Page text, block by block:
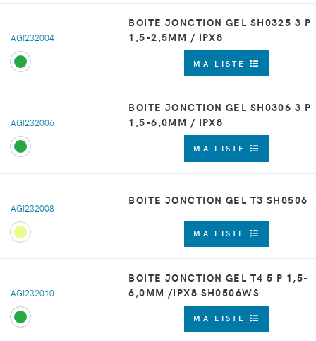
AGI232004
BOITE JONCTION GEL SH0325 3 P
1,5-2,5MM / IPX8
MA LISTE
AGI232006
BOITE JONCTION GEL SH0306 3 P
1,5-6,0MM / IPX8
MA LISTE
AGI232008
BOITE JONCTION GEL T3 SH0506
MA LISTE
AGI232010
BOITE JONCTION GEL T4 5 P 1,5-
6,0MM /IPX8 SH0506WS
MA LISTE